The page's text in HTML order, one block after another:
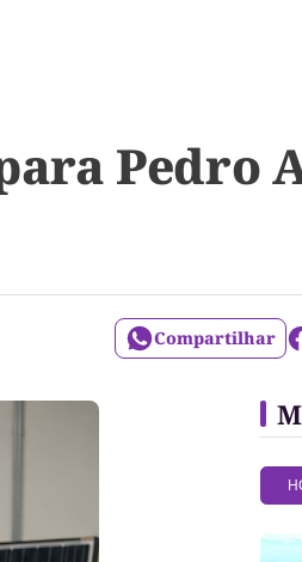
Pedro
Compartilhar